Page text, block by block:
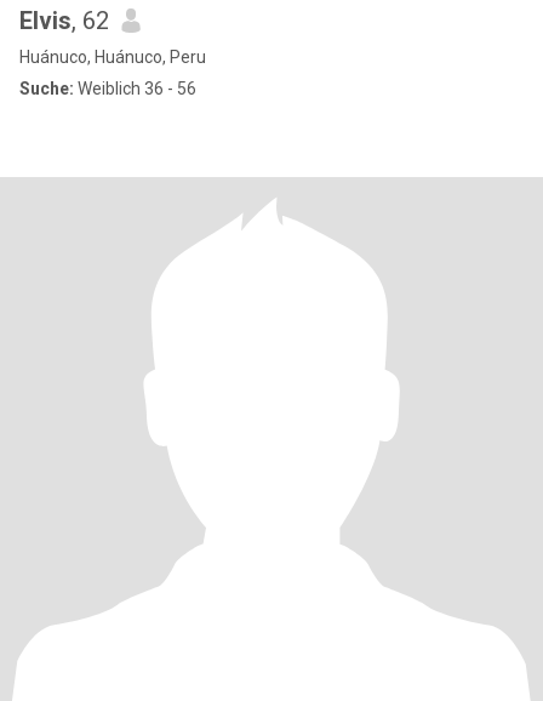
Elvis, 62
Huánuco, Huánuco, Peru
Suche: Weiblich 36 - 56